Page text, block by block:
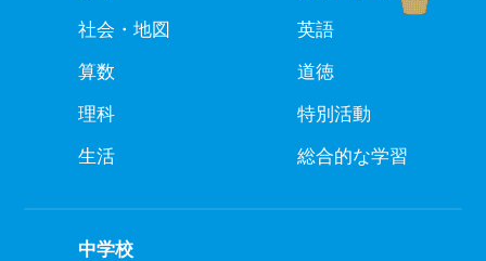
社会・地図
算数
理科
生活
英語
道徳
特別活動
総合的な学習
中学校